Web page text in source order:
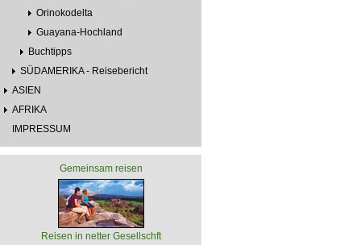
Orinokodelta
Guayana-Hochland
Buchtipps
SÜDAMERIKA - Reisebericht
ASIEN
AFRIKA
IMPRESSUM
Gemeinsam reisen
Reisen in netter Gesellschft